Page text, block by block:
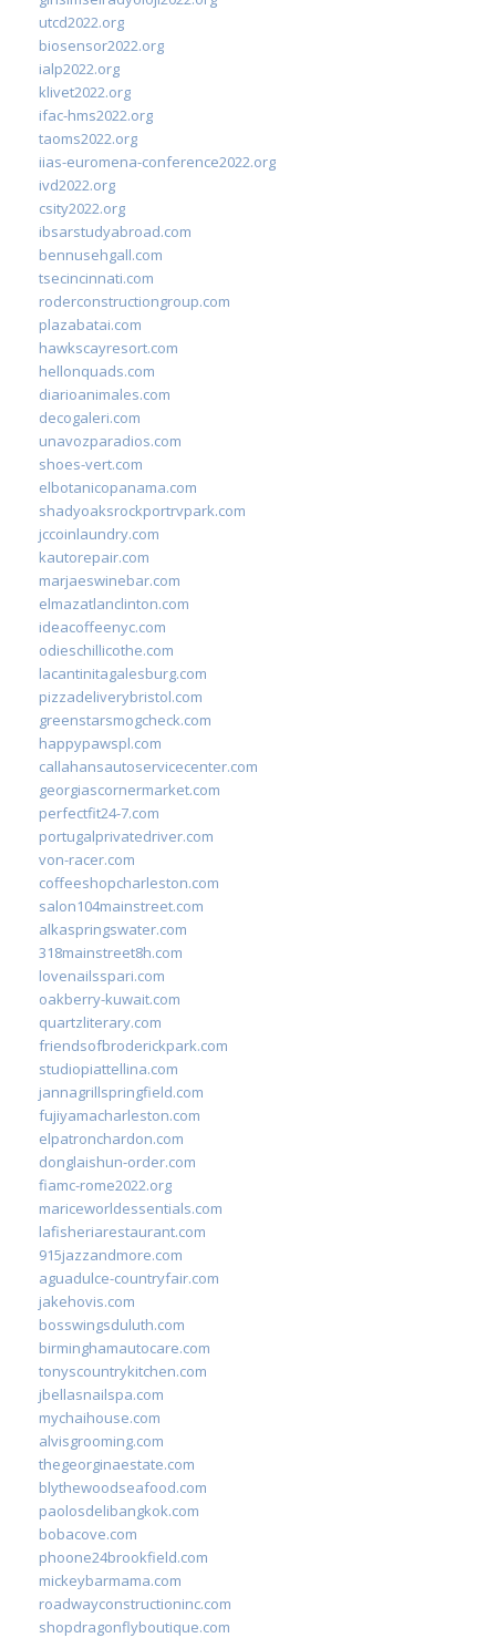
utcd2022.org
biosensor2022.org
ialp2022.org
klivet2022.org
ifac-hms2022.org
taoms2022.org
iias-euromena-conference2022.org
ivd2022.org
csity2022.org
ibsarstudyabroad.com
bennusehgall.com
tsecincinnati.com
roderconstructiongroup.com
plazabatai.com
hawkscayresort.com
hellonquads.com
diarioanimales.com
decogaleri.com
unavozparadios.com
shoes-vert.com
elbotanicopanama.com
shadyoaksrockportrvpark.com
jccoinlaundry.com
kautorepair.com
marjaeswinebar.com
elmazatlanclinton.com
ideacoffeenyc.com
odieschillicothe.com
lacantinitagalesburg.com
pizzadeliverybristol.com
greenstarsmogcheck.com
happypawspl.com
callahansautoservicecenter.com
georgiascornermarket.com
perfectfit24-7.com
portugalprivatedriver.com
von-racer.com
coffeeshopcharleston.com
salon104mainstreet.com
alkaspringswater.com
318mainstreet8h.com
lovenailsspari.com
oakberry-kuwait.com
quartzliterary.com
friendsofbroderickpark.com
studiopiattellina.com
jannagrillspringfield.com
fujiyamacharleston.com
elpatronchardon.com
donglaishun-order.com
fiamc-rome2022.org
mariceworldessentials.com
lafisheriarestaurant.com
915jazzandmore.com
aguadulce-countryfair.com
jakehovis.com
bosswingsduluth.com
birminghamautocare.com
tonyscountrykitchen.com
jbellasnailspa.com
mychaihouse.com
alvisgrooming.com
thegeorginaestate.com
blythewoodseafood.com
paolosdelibangkok.com
bobacove.com
phoone24brookfield.com
mickeybarmama.com
roadwayconstructioninc.com
shopdragonflyboutique.com